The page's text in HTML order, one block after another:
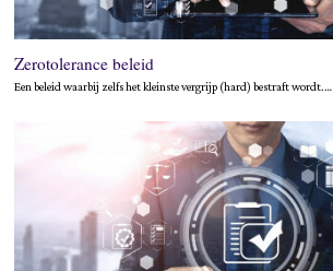
Zerotolerance beleid
Een beleid waarbij zelfs het kleinste vergrijp (hard) bestraft wordt.…